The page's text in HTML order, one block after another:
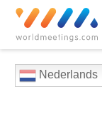
Nederlands